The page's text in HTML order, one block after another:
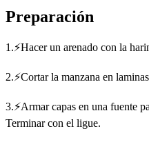
Preparación
1.⚡Hacer un arenado con la
2.⚡Cortar la manzana en
3.⚡Armar capas en una fuente
Terminar con el ligue.